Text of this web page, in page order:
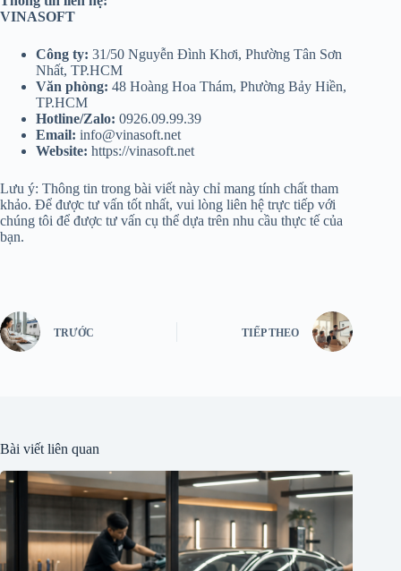
VINASOFT
Công ty: 31/50 Nguyễn Đình Khơi, Phường Tân Sơn
Nhất, TP.HCM
Văn phòng: 48 Hoàng Hoa Thám, Phường Bảy Hiền,
TP.HCM
Hotline/Zalo: 0926.09.99.39
Email: info@vinasoft.net
Website: https://vinasoft.net
Lưu ý: Thông tin trong bài viết này chỉ mang tính chất tham
khảo. Để được tư vấn tốt nhất, vui lòng liên hệ trực tiếp với
chúng tôi để được tư vấn cụ thể dựa trên nhu cầu thực tế của
bạn.
TRƯỚC TIẾP THEO
Bài viết liên quan